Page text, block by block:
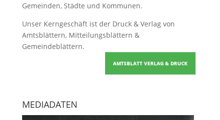
Gemeinden, Städte und Kommunen.
Unser Kerngeschäft ist der Druck & Verlag von
Amtsblättern, Mitteilungsblättern &
Gemeindeblättern.
AMTSBLATT VERLAG & DRUCK
MEDIADATEN